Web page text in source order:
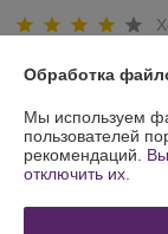
рекомендуем
Покупатель
Обработка
Мы используем
пользователей
рекомендаций.
отключить их.